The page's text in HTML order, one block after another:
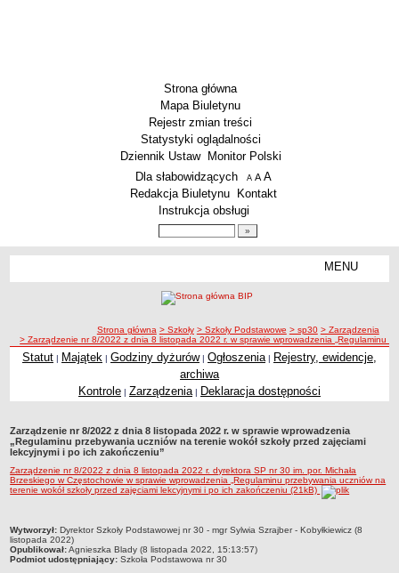
Strona główna
Mapa Biuletynu
Rejestr zmian treści
Statystyki oglądalności
Dziennik Ustaw
Monitor Polski
Menu dodatkowe
Dla słabowidzących A pomniejsz czcionkę
A standardowy rozmiar czcionki
A
Redakcja Biuletynu
Kontakt
Instrukcja obsługi
MENU
Zespoły Szkół
Techniczne Zakłady Naukowe
PRZEDSZKOLA
ARCHIWUM SZKÓŁ I PLACÓWEK
Zlikwidowane gimnazja
Przekształcone szkoły i placówki
Specjalny Ośrodek nr 1
Specjalny Ośrodek nr 5
ścieżka nawigacji
Strona główna > Szkoły > Szkoły Podstawowe > sp30 > Zarządzenia
> Zarządzenie nr 8/2022 z dnia 8 listopada 2022 r. w sprawie wprowadzenia „Regulaminu
Statut | Majątek | Godziny dyżurów| Ogłoszenia | Rejestry, ewidencje,
archiwa
Kontrole | Zarządzenia | Deklaracja dostępności
Zarządzenie nr 8/2022 z dnia 8 listopada 2022 r. w sprawie wprowadzenia
„Regulaminu przebywania uczniów na terenie wokół szkoły przed zajęciami
lekcyjnymi i po ich zakończeniu”
Zarządzenie nr 8/2022 z dnia 8 listopada 2022 r. dyrektora SP nr 30 im. por. Michała
Brzeskiego w Częstochowie w sprawie wprowadzenia „Regulaminu przebywania uczniów na
terenie wokół szkoły przed zajęciami lekcyjnymi i po ich zakończeniu (21kB)
metryczka
Wytworzył: Dyrektor Szkoły Podstawowej nr 30 - mgr Sylwia Szrajber - Kobyłkiewicz (8
listopada 2022)
Opublikował:Agnieszka Blady (8 listopada 2022, 15:13:57)
Podmiot udostępniający: Szkoła Podstawowa nr 30